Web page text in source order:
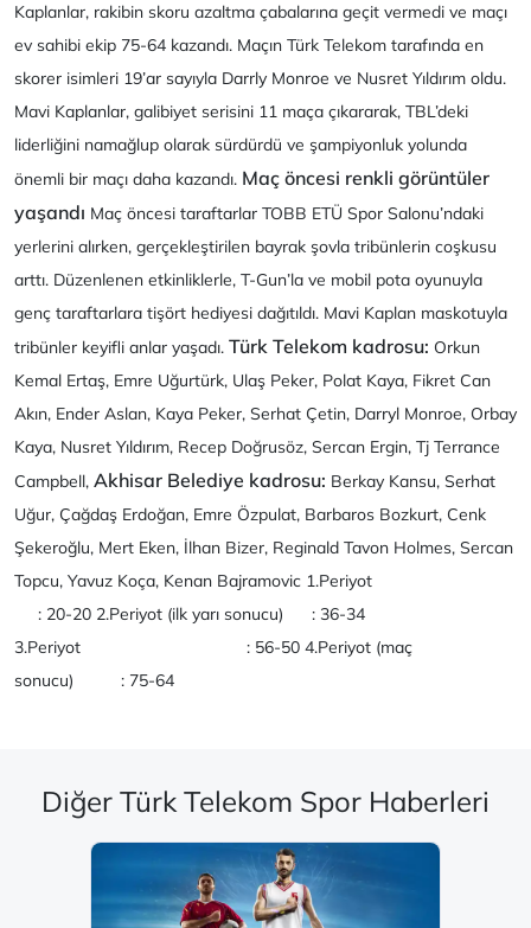
Kaplanlar, rakibin skoru azaltma çabalarına geçit vermedi ve maçı
ev sahibi ekip 75-64 kazandı. Maçın Türk Telekom tarafında en
skorer isimleri 19’ar sayıyla Darrly Monroe ve Nusret Yıldırım oldu.
Mavi Kaplanlar, galibiyet serisini 11 maça çıkararak, TBL’deki
liderliğini namağlup olarak sürdürdü ve şampiyonluk yolunda
önemli bir maçı daha kazandı. Maç öncesi renkli görüntüler
yaşandı Maç öncesi taraftarlar TOBB ETÜ Spor Salonu’ndaki
yerlerini alırken, gerçekleştirilen bayrak şovla tribünlerin coşkusu
arttı. Düzenlenen etkinliklerle, T-Gun’la ve mobil pota oyunuyla
genç taraftarlara tişört hediyesi dağıtıldı. Mavi Kaplan maskotuyla
tribünler keyifli anlar yaşadı. Türk Telekom kadrosu: Orkun
Kemal Ertaş, Emre Uğurtürk, Ulaş Peker, Polat Kaya, Fikret Can
Akın, Ender Aslan, Kaya Peker, Serhat Çetin, Darryl Monroe, Orbay
Kaya, Nusret Yıldırım, Recep Doğrusöz, Sercan Ergin, Tj Terrance
Campbell, Akhisar Belediye kadrosu: Berkay Kansu, Serhat
Uğur, Çağdaş Erdoğan, Emre Özpulat, Barbaros Bozkurt, Cenk
Şekeroğlu, Mert Eken, İlhan Bizer, Reginald Tavon Holmes, Sercan
Topcu, Yavuz Koça, Kenan Bajramovic 1.Periyot
: 20-20 2.Periyot (ilk yarı sonucu) : 36-34
3.Periyot : 56-50 4.Periyot (maç
sonucu) : 75-64
Diğer Türk Telekom Spor Haberleri